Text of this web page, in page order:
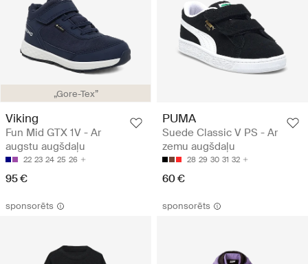
„Gore-Tex”
Viking
Fun Mid GTX 1V - Ar
augstu augšdaļu
22 23 24 25 26
95 €
PUMA
Suede Classic V PS - Ar
zemu augšdaļu
28 29 30 31 32
60 €
sponsorēts sponsorēts